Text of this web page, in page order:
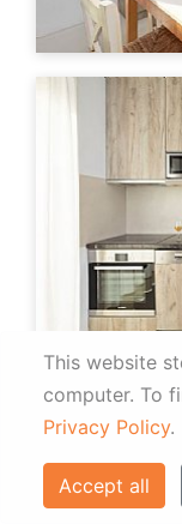
This website
computer. To
Privacy Policy.
Accept all